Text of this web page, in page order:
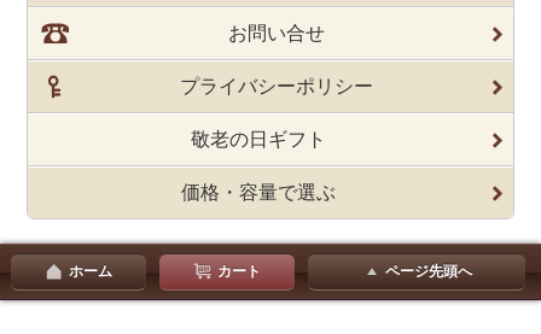
お問い合せ
プライバシーポリシー
敬老の日ギフト
価格・容量で選ぶ
ホーム カート ページ先頭へ